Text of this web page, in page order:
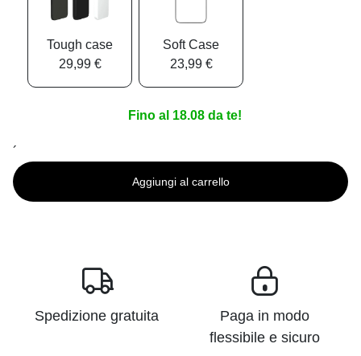
Tough case
29,99 €
Soft Case
23,99 €
Fino al 18.08 da te!
´
Aggiungi al carrello
Spedizione gratuita
Paga in modo
flessibile e sicuro